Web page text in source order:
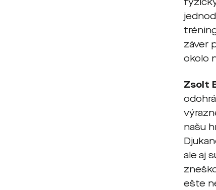
záver
okolo
Zsolt
našu
ale aj
ešte